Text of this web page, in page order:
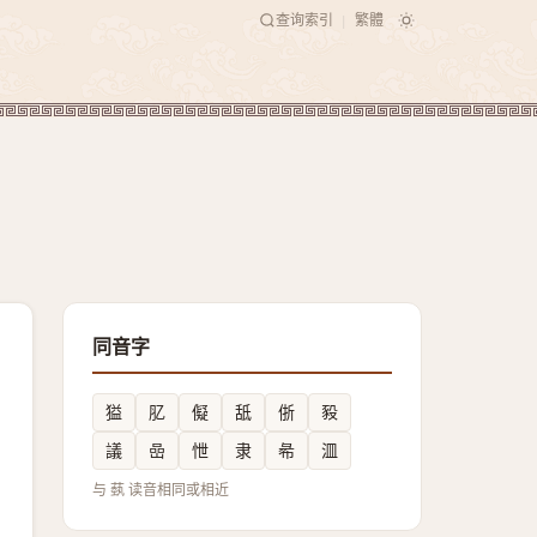
查询索引 繁體
同音字
獈 肊 儗 䑛 㑜
豛
議
嵒 怈 隶 㣇 㳑
与 蓺 读音相同或相近